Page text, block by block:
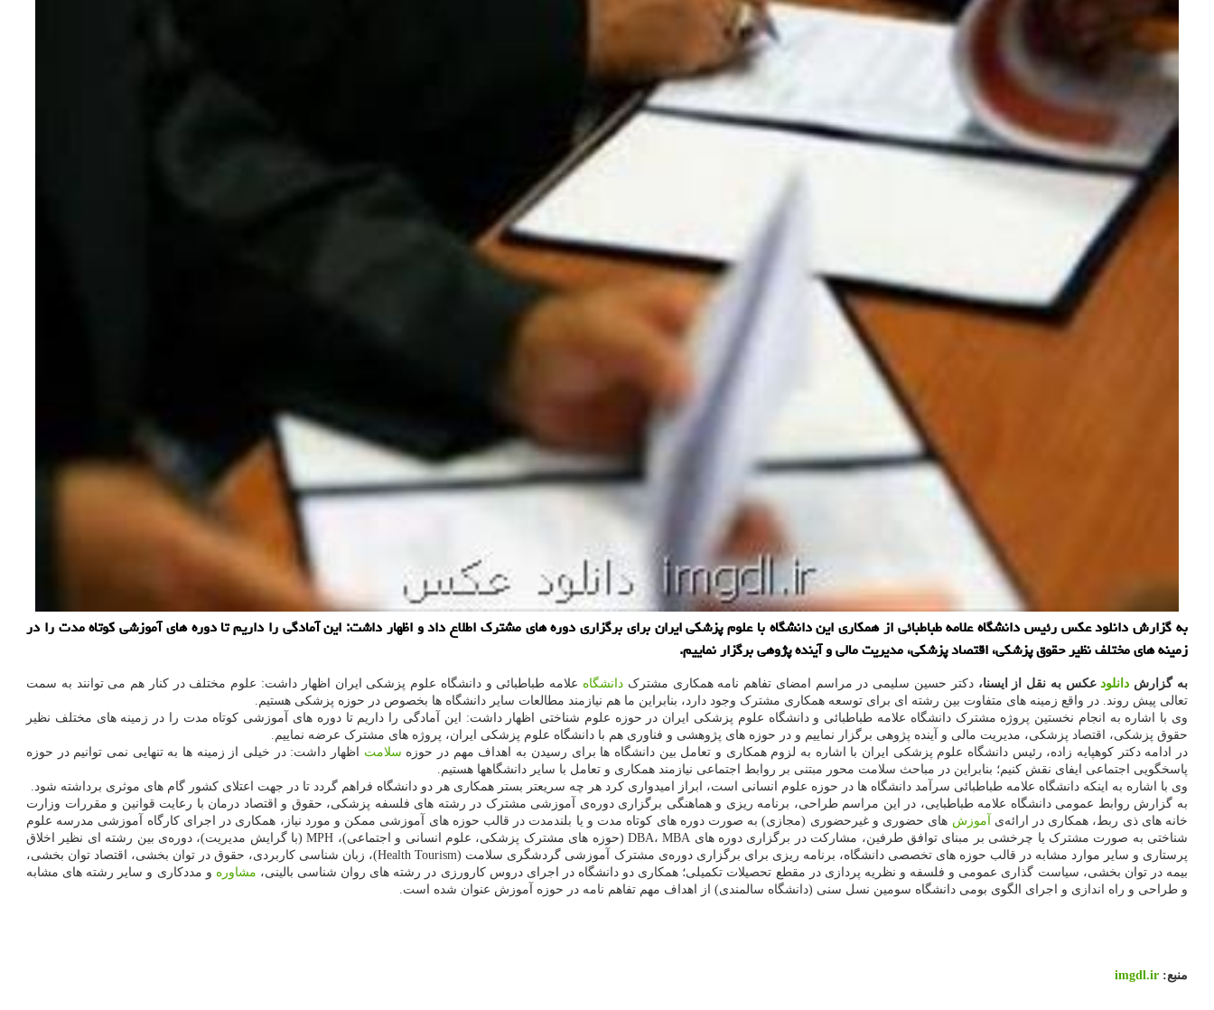
به گزارش دانلود عكس رئیس دانشگاه علامه طباطبائی از همكاری این دانشگاه با علوم پزشكی ایران برای برگزاری دوره های مشترك اطلاع داد و اظهار داشت: این آمادگی را داریم تا دوره های آموزشی كوتاه مدت را در
زمینه های مختلف نظیر حقوق پزشكی، اقتصاد پزشكی، مدیریت مالی و آینده پژوهی برگزار نماییم.
به گزارش دانلودعکس به نقل از ایسنا،دکتر حسین سلیمی در مراسم امضای تفاهم نامه همکاری مشترک دانشگاه علامه طباطبائی و دانشگاه علوم پزشکی ایران اظهار داشت: علوم مختلف در کنار هم می توانند به سمت
تعالی پیش روند. در واقع زمینه های متفاوت بین رشته ای برای توسعه همکاری مشترک وجود دارد، بنابراین ما هم نیازمند مطالعات سایر دانشگاه ها بخصوص در حوزه پزشکی هستیم.
وی با اشاره به انجام نخستین پروژه مشترک دانشگاه علامه طباطبائی و دانشگاه علوم پزشکی ایران در حوزه علوم شناختی اظهار داشت: این آمادگی را داریم تا دوره های آموزشی کوتاه مدت را در زمینه های مختلف نظیر
حقوق پزشکی، اقتصاد پزشکی، مدیریت مالی و آینده پژوهی برگزار نماییم و در حوزه های پژوهشی و فناوری هم با دانشگاه علوم پزشکی ایران، پروژه های مشترک عرضه نماییم.
در ادامه دکتر کوهپایه زاده، رئیس دانشگاه علوم پزشکی ایران با اشاره به لزوم همکاری و تعامل بین دانشگاه ها برای رسیدن به اهداف مهم در حوزه سلامت اظهار داشت: در خیلی از زمینه ها به تنهایی نمی توانیم در حوزه
پاسخگویی اجتماعی ایفای نقش کنیم؛ بنابراین در مباحث سلامت محور مبتنی بر روابط اجتماعی نیازمند همکاری و تعامل با سایر دانشگاهها هستیم.
وی با اشاره به اینکه دانشگاه علامه طباطبائی سرآمد دانشگاه ها در حوزه علوم انسانی است، ابراز امیدواری کرد هر چه سریعتر بستر همکاری هر دو دانشگاه فراهم گردد تا در جهت اعتلای کشور گام های موثری برداشته شود.
به گزارش روابط عمومی دانشگاه علامه طباطبایی، در این مراسم طراحی، برنامه ریزی و هماهنگی برگزاری دوره‌ی آموزشی مشترک در رشته های فلسفه پزشکی، حقوق و اقتصاد درمان با رعایت قوانین و مقررات وزارت
خانه های ذی ربط، همکاری در ارائه‌ی
آموزش های حضوری و غیرحضوری (مجازی) به صورت دوره های کوتاه مدت و یا بلندمدت در قالب حوزه های آموزشی ممکن و مورد نیاز، همکاری در اجرای کارگاه آموزشی مدرسه علوم
شناختی به صورت مشترک یا چرخشی بر مبنای توافق طرفین، مشارکت در برگزاری دوره های DBA، MBA (حوزه های مشترک پزشکی، علوم انسانی و اجتماعی)، MPH (با گرایش مدیریت)، دوره‌ی بین رشته ای نظیر اخلاق
پرستاری و سایر موارد مشابه در قالب حوزه های تخصصی دانشگاه، برنامه ریزی برای برگزاری دوره‌ی مشترک آموزشی گردشگری سلامت (Health Tourism)، زبان شناسی کاربردی، حقوق در توان بخشی، اقتصاد توان بخشی،
بیمه در توان بخشی، سیاست گذاری عمومی و فلسفه و نظریه پردازی در مقطع تحصیلات تکمیلی؛ همکاری دو دانشگاه در اجرای دروس کارورزی در رشته های روان شناسی بالینی، مشاوره و مددکاری و سایر رشته های مشابه
و طراحی و راه اندازی و اجرای الگوی بومی دانشگاه سومین نسل سنی (دانشگاه سالمندی) از اهداف مهم تفاهم نامه در حوزه آموزش عنوان شده است.
منبع: imgdl.ir